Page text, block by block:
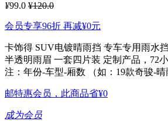
¥99.0 ¥120.0
会员专享96折 再减¥0元
卡饰得 SUV电镀晴雨挡 专车专用雨水
半透明雨眉 一套四片装 定制产品，72
注：年份-车型-厢数 （如：19款奇骏-晴
邮特惠会员，此商品省¥0
成为会员